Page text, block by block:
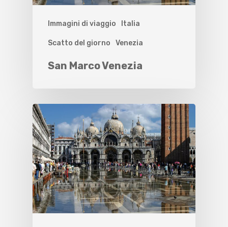
Immagini di viaggio Italia
Scatto del giorno Venezia
San Marco Venezia